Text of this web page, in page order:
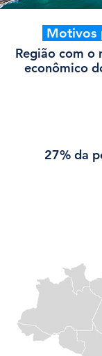
Motivos
Região com o
econômico
27% da